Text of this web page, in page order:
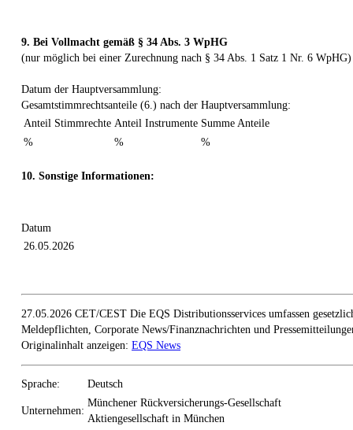
9. Bei Vollmacht gemäß § 34 Abs. 3 WpHG
(nur möglich bei einer Zurechnung nach § 34 Abs. 1 Satz 1 Nr. 6 WpHG)
Datum der Hauptversammlung:
Gesamtstimmrechtsanteile (6.) nach der Hauptversammlung:
Anteil Stimmrechte Anteil Instrumente Summe Anteile
%
% %
10. Sonstige Informationen:
Datum
26.05.2026
27.05.2026 CET/CEST Die EQS Distributionsservices umfassen
Meldepflichten, Corporate News/Finanznachrichten und
Originalinhalt anzeigen: EQS News
Sprache: Deutsch
Unternehmen:
Münchener Rückversicherungs-Gesellschaft
Aktiengesellschaft in München